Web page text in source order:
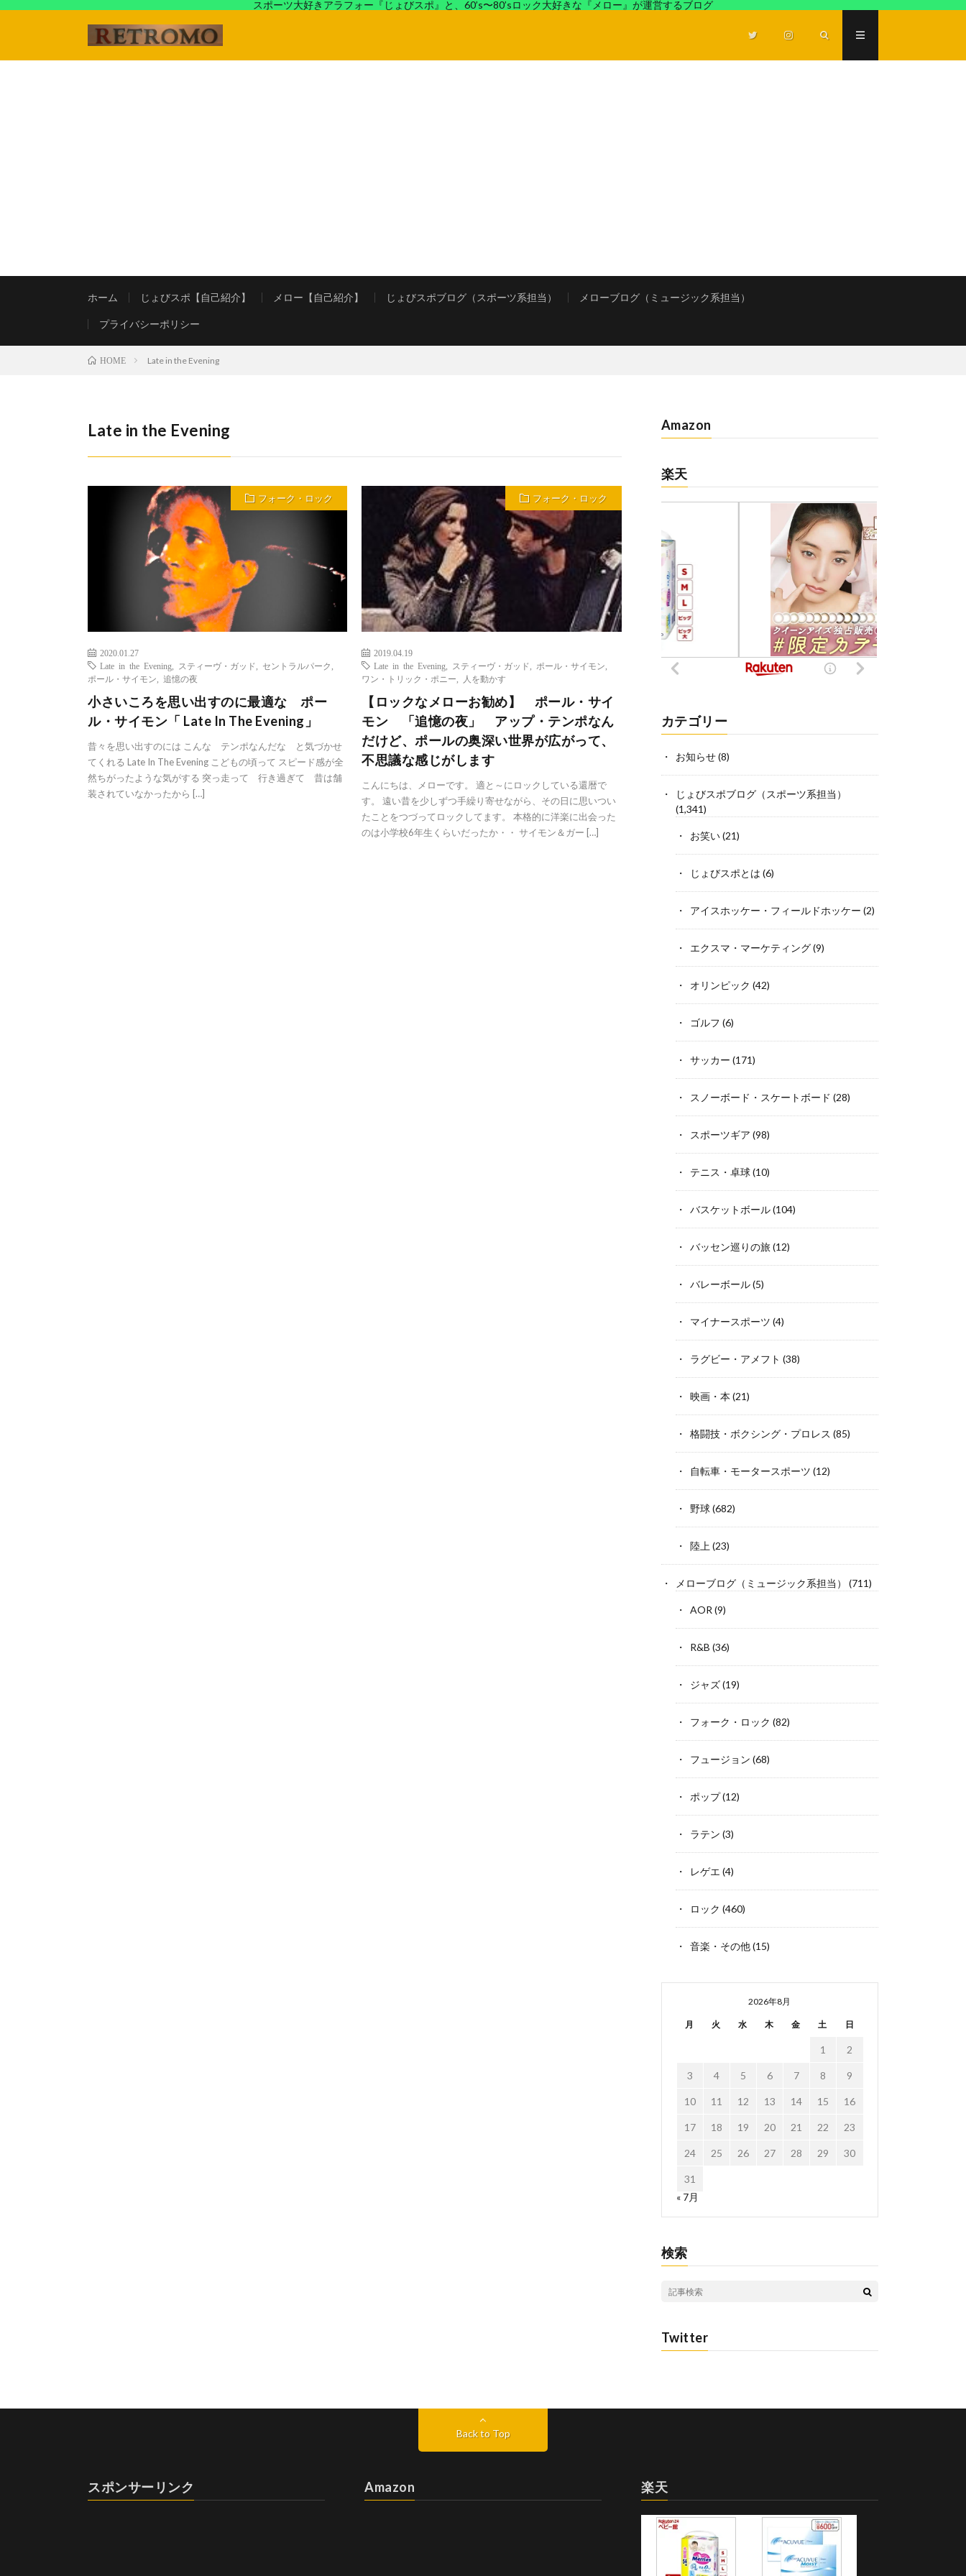
スポーツ大好きアラフォー『じょびスポ』と、60’s〜80’sロック大好きな『メロー』が運営するブログ
ホーム じょびスポ【自己紹介】 メロー【自己紹介】 じょびスポブログ（スポーツ系担当） メローブログ（ミュージック系担当）
プライバシーポリシー
HOME Late in the Evening
Late in the Evening
フォーク・ロック
2020.01.27
Late in the Evening
スティーヴ・ガッド セントラルパーク
ポール・サイモン
追憶の夜
小さいころを思い出すのに最適な ポー
ル・サイモン「 Late In The Evening」
昔々を思い出すのには こんな テンポなんだな と気づかせ
てくれる Late In The Evening こどもの頃って スピード感が全
然ちがったような気がする 突っ走って 行き過ぎて 昔は舗
装されていなかったから […]
フォーク・ロック
2019.04.19
Late in the Evening
スティーヴ・ガッド ポール・サイモン
ワン・トリック・ポニー
人を動かす
【ロックなメローお勧め】 ポール・サイ
モン 「追憶の夜」 アップ・テンポなん
だけど、ポールの奥深い世界が広がって、
不思議な感じがします
こんにちは、メローです。 適と～にロックしている還暦で
す。 遠い昔を少しずつ手繰り寄せながら、その日に思いつい
たことをつづってロックしてます。 本格的に洋楽に出会った
のは小学校6年生くらいだったか・・ サイモン＆ガー […]
Amazon
楽天
カテゴリー
お知らせ(8)
じょびスポブログ（スポーツ系担当）
(1,341)
お笑い(21)
じょびスポとは (6)
アイスホッケー・フィールドホッケー (2)
エクスマ・マーケティング(9)
オリンピック (42)
ゴルフ (6)
サッカー (171)
スノーボード・スケートボード (28)
スポーツギア (98)
テニス・卓球(10)
バスケットボール(104)
バッセン巡りの旅(12)
バレーボール(5)
マイナースポーツ (4)
ラグビー・アメフト (38)
映画・本 (21)
格闘技・ボクシング・プロレス (85)
自転車・モータースポーツ (12)
野球(682)
陸上 (23)
メローブログ（ミュージック系担当） (711)
AOR (9)
R&B (36)
ジャズ(19)
フォーク・ロック (82)
フュージョン (68)
ポップ(12)
ラテン (3)
レゲエ (4)
ロック (460)
音楽・その他(15)
2026年8月
月 火 水 木 金 土 日
1 2
3 4 5 6 7 8 9
10 11 12 13 14 15 16
17 18 19 20 21 22 23
24 25 26 27 28 29 30
31
« 7月
検索
Twitter
Back to Top
スポンサーリンク Amazon 楽天